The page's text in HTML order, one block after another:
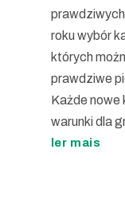
roku wybór
których
prawdziwe
Każde nowe
warunki dla
ler mais